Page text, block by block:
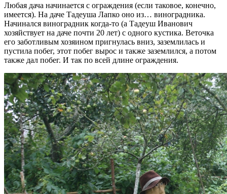
Любая дача начинается с ограждения (если таковое, конечно,
имеется). На даче Тадеуша Лапко оно из… виноградника.
Начинался виноградник когда-то (а Тадеуш Иванович
хозяйствует на даче почти 20 лет) с одного кустика. Веточка
его заботливым хозяином пригнулась вниз, заземлилась и
пустила побег, этот побег вырос и также заземлился, а потом
также дал побег. И так по всей длине ограждения.